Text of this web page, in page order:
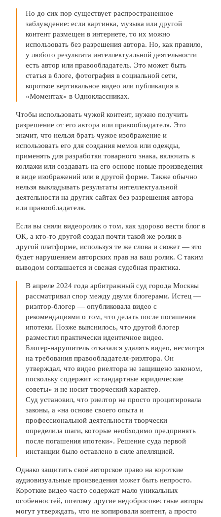
Но до сих пор существует распространенное
заблуждение: если картинка, музыка или другой
контент размещен в интернете, то их можно
использовать без разрешения автора. Но, как правило,
у любого результата интеллектуальной деятельности
есть автор или правообладатель. Это может быть
статья в блоге, фотография в социальной сети,
короткое вертикальное видео или публикация в
«Моментах» в Одноклассниках.
Чтобы использовать чужой контент, нужно получить
разрешение от его автора или правообладателя. Это
значит, что нельзя брать чужое изображение и
использовать его для создания мемов или одежды,
применять для разработки товарного знака, включать в
коллажи или создавать на его основе новые произведения
в виде изображений или в другой форме. Также обычно
нельзя выкладывать результаты интеллектуальной
деятельности на других сайтах без разрешения автора
или правообладателя.
Если вы сняли видеоролик о том, как здорово вести блог в
ОК, а кто-то другой создал почти такой же ролик в
другой платформе, используя те же слова и сюжет — это
будет нарушением авторских прав на ваш ролик. С таким
выводом соглашается и свежая судебная практика.
В апреле 2024 года арбитражный суд города Москвы
рассматривал спор между двумя блогерами. Истец —
риэлтор-блогер — опубликовала видео с
рекомендациями о том, что делать после погашения
ипотеки. Позже выяснилось, что другой блогер
разместил практически идентичное видео.
Блогер-нарушитель отказался удалять видео, несмотря
на требования правообладателя-риэлтора. Он
утверждал, что видео риелтора не защищено законом,
поскольку содержит «стандартные юридические
советы» и не носит творческий характер.
Суд установил, что риелтор не просто процитировала
законы, а «на основе своего опыта и
профессиональной деятельности творчески
определила шаги, которые необходимо предпринять
после погашения ипотеки». Решение суда первой
инстанции было оставлено в силе апелляцией.
Однако защитить своё авторское право на короткие
аудиовизуальные произведения может быть непросто.
Короткие видео часто содержат мало уникальных
особенностей, поэтому другие недобросовестные авторы
могут утверждать, что не копировали контент, а просто